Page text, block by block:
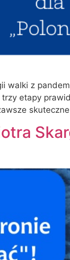
z
etapy